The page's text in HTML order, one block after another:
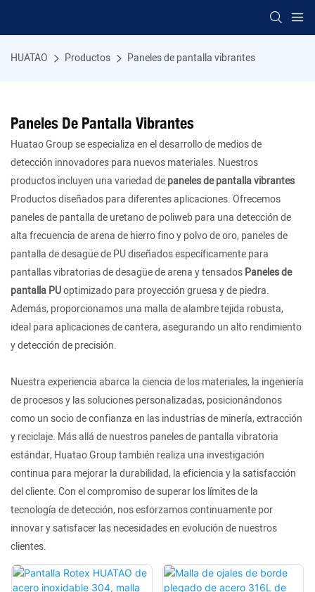
HUATAO Productos Paneles de pantalla vibrantes
Paneles De Pantalla Vibrantes
Huatao Group se especializa en el desarrollo de medios de
detección innovadores para nuevos materiales. Nuestros
productos incluyen una variedad depaneles de pantalla vibrantes
Productos diseñados para diferentes aplicaciones. Ofrecemos
paneles de pantalla de uretano de poliweb para una detección de
alta frecuencia de arena de hierro fino y polvo de oro, paneles de
pantalla de desagüe de PU diseñados específicamente para
pantallas vibratorias de desagüe de arena y tensadosPaneles de
pantalla PUoptimizado para proyección gruesa y de piedra.
Además, proporcionamos una malla de alambre tejida robusta,
ideal para aplicaciones de cantera, asegurando un alto rendimiento
y detección de precisión.
Nuestra experiencia abarca la ciencia de los materiales, la ingeniería
de procesos y las soluciones personalizadas, posicionándonos
como un socio de confianza en las industrias de minería, extracción
y reciclaje. Más allá de nuestros paneles de pantalla vibratoria
estándar, Huatao Group también realiza una investigación
continua para mejorar la durabilidad, la eficiencia y la satisfacción
del cliente. Con el compromiso de superar los límites de la
tecnología de detección, nos esforzamos continuamente por
innovar y satisfacer las necesidades en evolución de nuestros
clientes.